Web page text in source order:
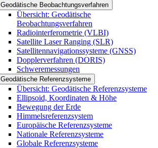
Geodätische Beobachtungsverfahren
Übersicht: Geodätische
Beobachtungsverfahren
Radiointerferometrie (VLBI)
Satellite Laser Ranging (SLR)
Satellitennavigationssysteme (GNSS)
Dopplerverfahren (DORIS)
Schweremessungen
Geodätische Referenzsysteme
Übersicht: Geodätische Referenzsysteme
Ellipsoid, Koordinaten & Höhe
Bewegung der Erde
Himmelsreferenzsystem
Europäische Referenzsysteme
Nationale Referenzsysteme
Globale Referenzsysteme